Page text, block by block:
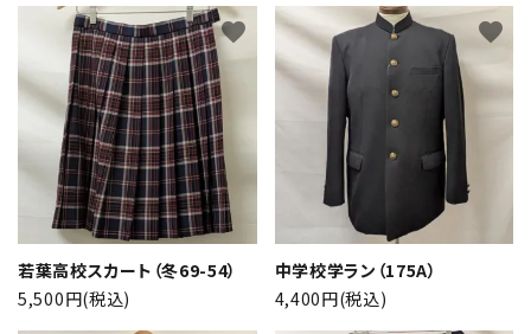
若葉高校スカート（冬69-54）
5,500円(税込)
favorite
中学校学ラン（175A）
4,400円(税込)
favorite
カテゴリー